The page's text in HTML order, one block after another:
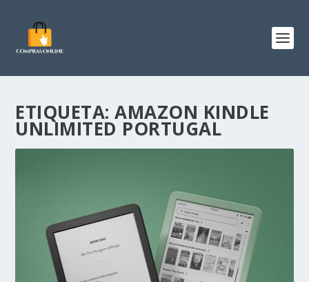
ETIQUETA:AMAZON KINDLE
UNLIMITED PORTUGAL